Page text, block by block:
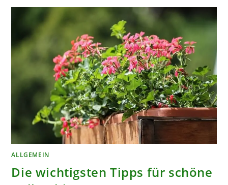
ALLGEMEIN
Die wichtigsten Tipps für schöne